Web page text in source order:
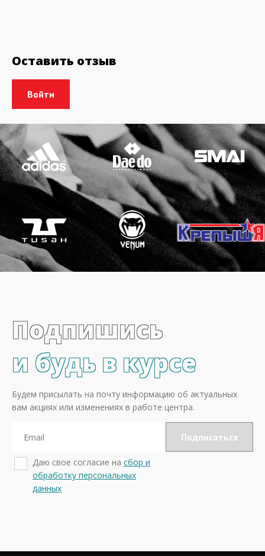
Оставить отзыв
Подпишись
и будь в курсе
Будем присылать на почту информацию об актуальных
вам акциях или изменениях в работе центра.
Даю свое согласие на сбор и
обработку персональных
данных